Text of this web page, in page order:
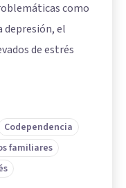
como
el
de estrés
Codependencia
familiares